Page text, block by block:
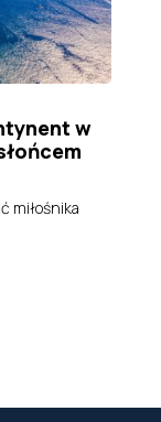
w
miłośnika